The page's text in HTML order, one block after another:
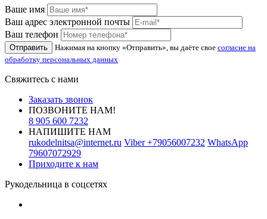
Ваше имя
Ваш адрес электронной почты
Ваш телефон
Отправить Нажимая на кнопку «Отправить», вы даёте свое согласие на
обработку персональных данных
Свяжитесь с нами
Заказать звонок
ПОЗВОНИТЕ НАМ!
8 905 600 7232
НАПИШИТЕ НАМ
rukodelnitsa@internet.ru Viber+79056007232 WhatsApp
79607072929
Приходите к нам
Рукодельница в соцсетях